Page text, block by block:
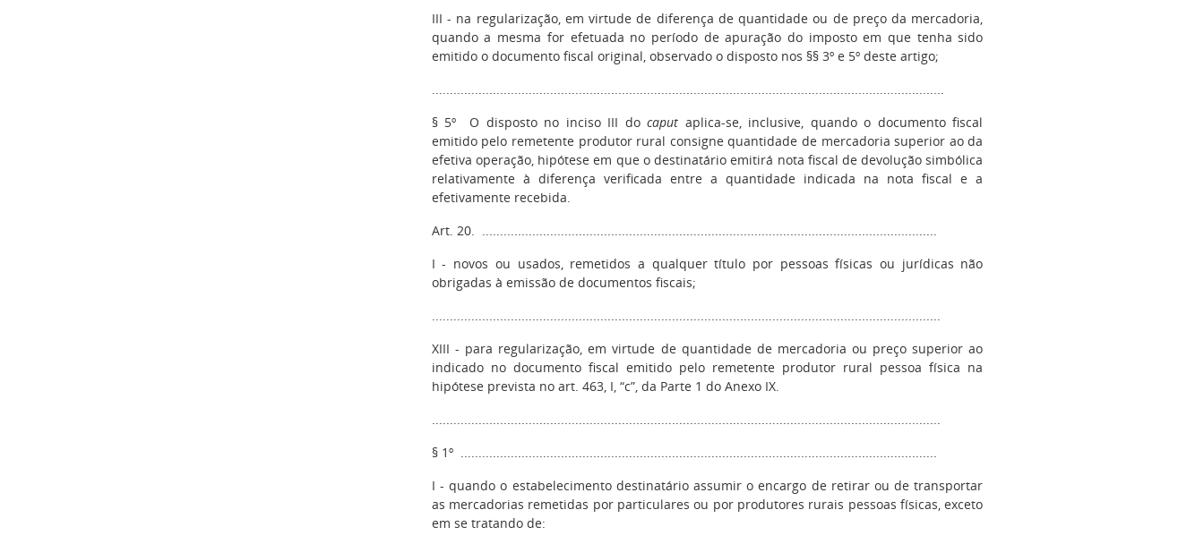
III - na regularização, em virtude de diferença de quantidade ou de preço da mercadoria,
quando a mesma for efetuada no período de apuração do imposto em que tenha sido
emitido o documento fiscal original, observado o disposto nos §§ 3º e 5º deste artigo;
...............................................................................................................................................
§ 5º O disposto no inciso III docaput aplica-se, inclusive, quando o documento fiscal
emitido pelo remetente produtor rural consigne quantidade de mercadoria superior ao da
efetiva operação, hipótese em que o destinatário emitirá nota fiscal de devolução simbólica
relativamente à diferença verificada entre a quantidade indicada na nota fiscal e a
efetivamente recebida.
Art. 20. ...............................................................................................................................
I - novos ou usados, remetidos a qualquer título por pessoas físicas ou jurídicas não
obrigadas à emissão de documentos fiscais;
..............................................................................................................................................
XIII - para regularização, em virtude de quantidade de mercadoria ou preço superior ao
indicado no documento fiscal emitido pelo remetente produtor rural pessoa física na
hipótese prevista no art. 463, I, “c”, da Parte 1 do Anexo IX.
..............................................................................................................................................
§ 1º .....................................................................................................................................
I - quando o estabelecimento destinatário assumir o encargo de retirar ou de transportar
as mercadorias remetidas por particulares ou por produtores rurais pessoas físicas, exceto
em se tratando de: